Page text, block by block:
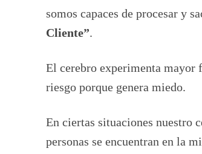
somos capaces de procesar y
Cliente”.
El cerebro experimenta mayor
riesgo porque genera miedo.
En ciertas situaciones nuestro
personas se encuentran en la